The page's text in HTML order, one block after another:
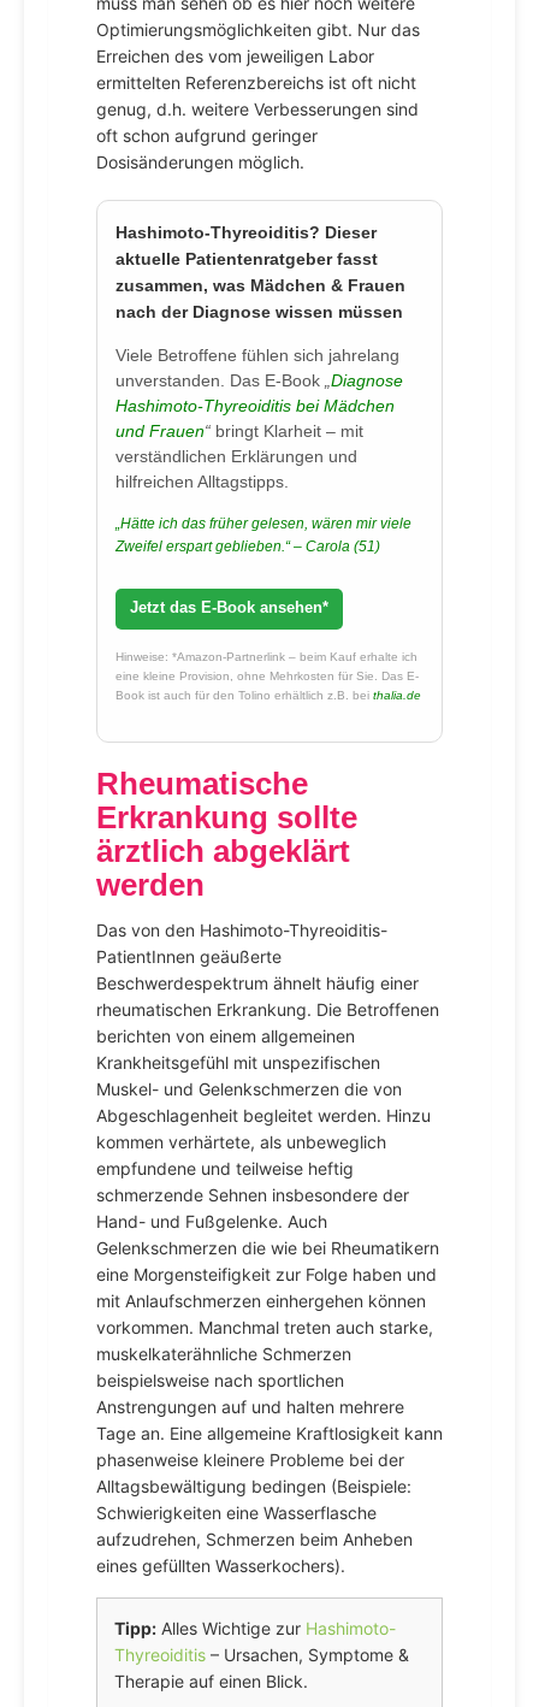
Optimierungsmöglichkeiten gibt. Nur das
Erreichen des vom jeweiligen Labor
ermittelten Referenzbereichs ist oft nicht
genug, d.h. weitere Verbesserungen sind
oft schon aufgrund geringer
Dosisänderungen möglich.
Hashimoto-Thyreoiditis? Dieser
aktuelle Patientenratgeber fasst
zusammen, was Mädchen & Frauen
nach der Diagnose wissen müssen
Viele Betroffene fühlen sich jahrelang
unverstanden. Das E-Book Diagnose
Hashimoto-Thyreoiditis bei Mädchen
und Frauen“ bringt Klarheit – mit
verständlichen Erklärungen und
hilfreichen Alltagstipps.
„Hätte ich das früher gelesen, wären mir viele
Zweifel erspart geblieben.“ – Carola (51)
Jetzt das E-Book ansehen*
Hinweise: *Amazon-Partnerlink – beim Kauf erhalte ich
eine kleine Provision, ohne Mehrkosten für Sie. Das E-
Book ist auch für den Tolino erhältlich z.B. bei thalia.de
Rheumatische
Erkrankung sollte
ärztlich abgeklärt
werden
Das von den Hashimoto-Thyreoiditis-
PatientInnen geäußerte
Beschwerdespektrum ähnelt häufig einer
rheumatischen Erkrankung. Die Betroffenen
berichten von einem allgemeinen
Krankheitsgefühl mit unspezifischen
Muskel- und Gelenkschmerzen die von
Abgeschlagenheit begleitet werden. Hinzu
kommen verhärtete, als unbeweglich
empfundene und teilweise heftig
schmerzende Sehnen insbesondere der
Hand- und Fußgelenke. Auch
Gelenkschmerzen die wie bei Rheumatikern
eine Morgensteifigkeit zur Folge haben und
mit Anlaufschmerzen einhergehen können
vorkommen. Manchmal treten auch starke,
muskelkaterähnliche Schmerzen
beispielsweise nach sportlichen
Anstrengungen auf und halten mehrere
Tage an. Eine allgemeine Kraftlosigkeit kann
phasenweise kleinere Probleme bei der
Alltagsbewältigung bedingen (Beispiele:
Schwierigkeiten eine Wasserflasche
aufzudrehen, Schmerzen beim Anheben
eines gefüllten Wasserkochers).
Tipp: Alles Wichtige zur Hashimoto-
Thyreoiditis – Ursachen, Symptome &
Therapie auf einen Blick.